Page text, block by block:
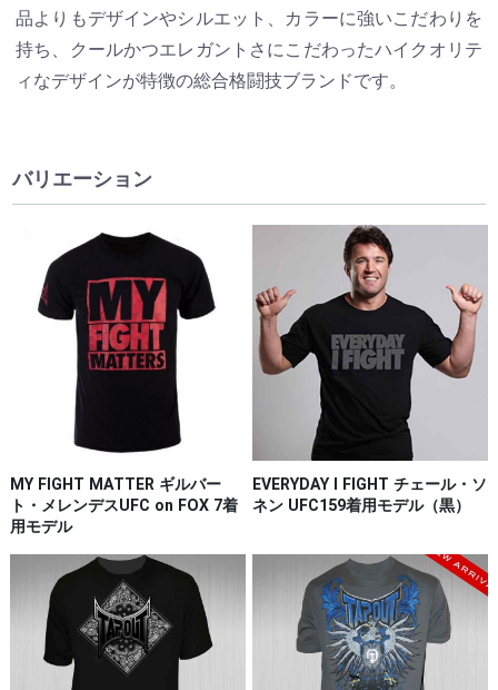
品よりもデザインやシルエット、カラーに強いこだわりを
持ち、クールかつエレガントさにこだわったハイクオリテ
ィなデザインが特徴の総合格闘技ブランドです。
バリエーション
MY FIGHT MATTER ギルバー
ト・メレンデスUFC on FOX 7着
用モデル
EVERYDAY I FIGHT チェール・ソ
ネン UFC159着用モデル（黒）